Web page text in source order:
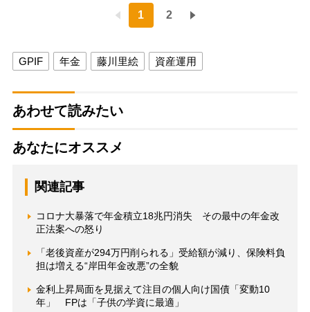
1 2
GPIF 年金 藤川里絵 資産運用
あわせて読みたい
あなたにオススメ
関連記事
コロナ大暴落で年金積立18兆円消失 その最中の年金改
正法案への怒り
「老後資産が294万円削られる」受給額が減り、保険料負
担は増える“岸田年金改悪”の全貌
金利上昇局面を見据えて注目の個人向け国債「変動10
年」 FPは「子供の学資に最適」